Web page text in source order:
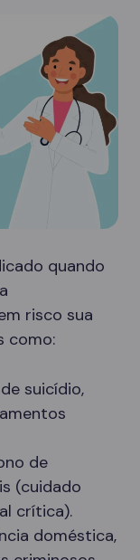
quando
risco sua
como:
suicídio,
de
(cuidado
crítica).
doméstica,